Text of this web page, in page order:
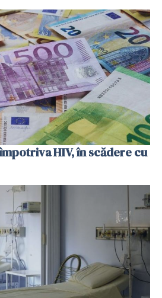
HIV, în scădere cu